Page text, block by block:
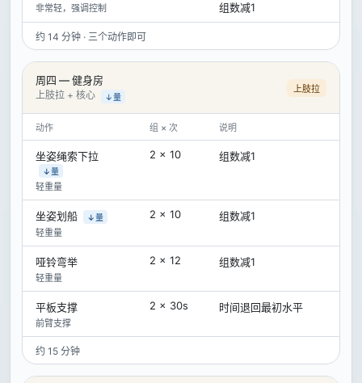
非常轻，强调控制
组数减1
约 14 分钟 · 三个动作即可
周四 — 健身房
上肢拉 + 核心 ↓量
上肢拉
动作 组 × 次 说明
坐姿绳索下拉
↓量
轻重量
2 × 10 组数减1
坐姿划船 ↓量
轻重量
2 × 10 组数减1
哑铃弯举
轻重量
2 × 12 组数减1
平板支撑
前臂支撑
2 × 30s 时间退回最初水平
约 15 分钟